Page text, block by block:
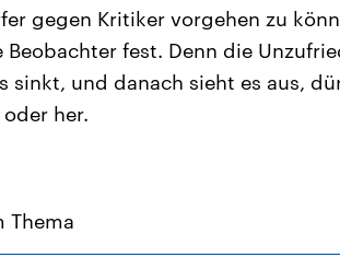
gegen Kritiker vorgehen zu
fest. Denn die
sinkt, und danach sieht es aus,
her.
Thema